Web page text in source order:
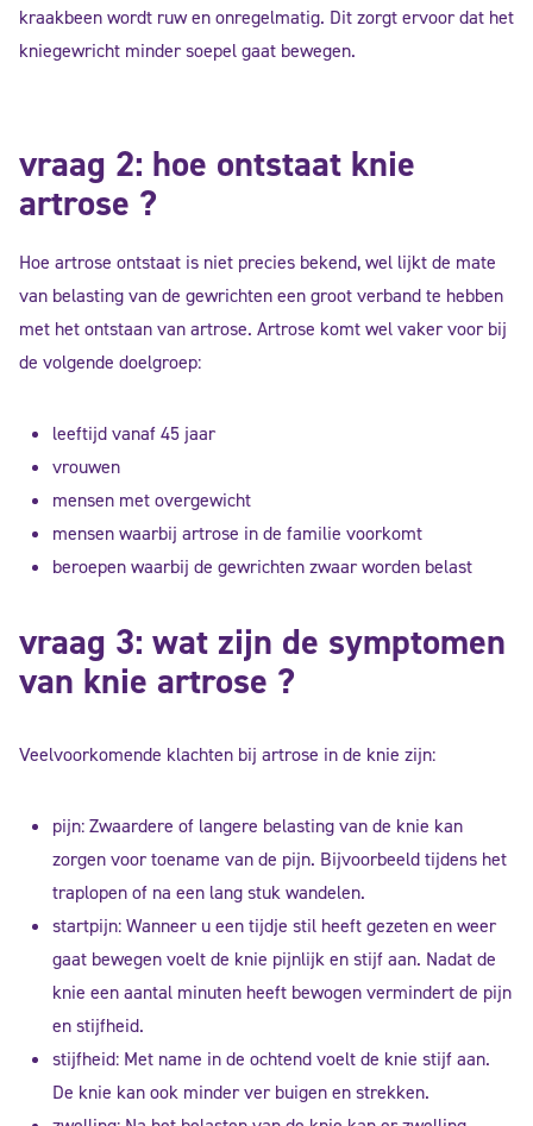
kraakbeen wordt ruw en onregelmatig. Dit zorgt ervoor dat het
kniegewricht minder soepel gaat bewegen.
vraag 2: hoe ontstaat knie
artrose ?
Hoe artrose ontstaat is niet precies bekend, wel lijkt de mate
van belasting van de gewrichten een groot verband te hebben
met het ontstaan van artrose. Artrose komt wel vaker voor bij
de volgende doelgroep:
leeftijd vanaf 45 jaar
vrouwen
mensen met overgewicht
mensen waarbij artrose in de familie voorkomt
beroepen waarbij de gewrichten zwaar worden belast
vraag 3: wat zijn de symptomen
van knie artrose ?
Veelvoorkomende klachten bij artrose in de knie zijn:
pijn: Zwaardere of langere belasting van de knie kan
zorgen voor toename van de pijn. Bijvoorbeeld tijdens het
traplopen of na een lang stuk wandelen.
startpijn: Wanneer u een tijdje stil heeft gezeten en weer
gaat bewegen voelt de knie pijnlijk en stijf aan. Nadat de
knie een aantal minuten heeft bewogen vermindert de pijn
en stijfheid.
stijfheid: Met name in de ochtend voelt de knie stijf aan.
De knie kan ook minder ver buigen en strekken.